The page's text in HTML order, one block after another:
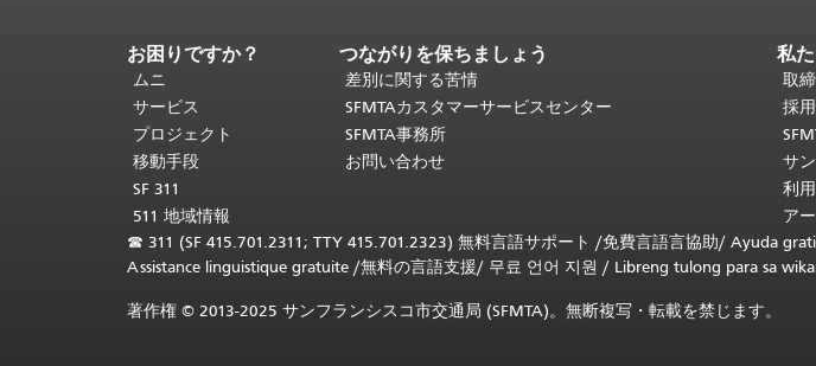
ペ
ー
ジ
コ
ン
テ
の
終
わ
お困りですか？
ムニ
サービス
プロジェクト
移動手段
SF 311
511 地域情報
つながりを保ちましょう
差別に関する苦情
SFMTAカスタマーサービスセンター
SFMTA事務所
お問い合わせ
私
取
採
サ
利
ア
☎ 311 (SF 415.701.2311; TTY 415.701.2323) 無料言語サポート /免費言語言協助/ Ayuda
Assistance linguistique gratuite /無料の言語支援/ 무료 언어 지원 / Libreng tulong para sa
著作権 © 2013-2025 サンフランシスコ市交通局 (SFMTA)。無断複写・転載を禁じます。